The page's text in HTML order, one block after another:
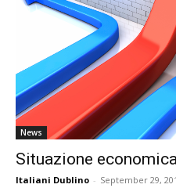
News
Situazione
Italiani Dublino - September 29,